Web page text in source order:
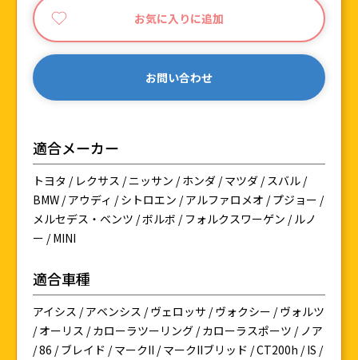
お気に入りに追加
お問い合わせ
適合メーカー
トヨタ / レクサス / ニッサン / ホンダ / マツダ / スバル /
BMW / アウディ / シトロエン / アルファロメオ / プジョー /
メルセデス・ベンツ / ボルボ / フォルクスワーゲン / ルノ
ー / MINI
適合車種
アイシス / アベンシス / ヴェロッサ / ヴォクシー / ヴォルツ
/ オーリス / カローラツーリング / カローラスポーツ / ノア
/ 86 / ブレイド / マークII / マークIIブリッド / CT200h / IS /